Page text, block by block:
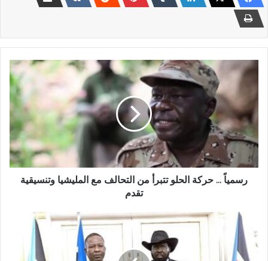
رسمياً
الحلو
تتبرأ
من
التحالف
مع
المليشيا
وتنسيقية
رسمياً ... حركة الحلو تتبرأ من التحالف مع المليشيا وتنسيقية
تقدم
تفاصيل
لقاء
سلفاكير
وكباشي